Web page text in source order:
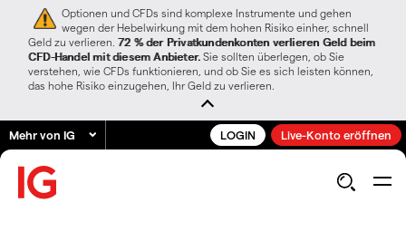
Optionen und CFDs sind komplexe Instrumente und gehen
wegen der Hebelwirkung mit dem hohen Risiko einher, schnell
Geld zu verlieren. 72 % der Privatkundenkonten verlieren Geld beim
CFD-Handel mit diesem Anbieter. Sie sollten überlegen, ob Sie
verstehen, wie CFDs funktionieren, und ob Sie es sich leisten können,
das hohe Risiko einzugehen, Ihr Geld zu verlieren.
Mehr von IG LOGIN Live-Konto eröffnen